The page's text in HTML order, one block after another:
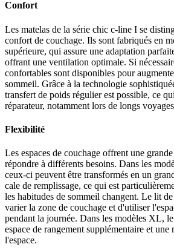
Confort
Les matelas de la série chic c-line I se
confort de couchage. Ils sont fabriqués en
supérieure, qui assure une adaptation
offrant une ventilation optimale. Si
confortables sont disponibles pour
sommeil. Grâce à la technologie
transfert de poids régulier est possible, ce
réparateur, notamment lors de longs
Flexibilité
Les espaces de couchage offrent une
répondre à différents besoins. Dans les
ceux-ci peuvent être transformés en un
cale de remplissage, ce qui est
les habitudes de sommeil changent. Le lit
varier la zone de couchage et d'utiliser
pendant la journée. Dans les modèles XL,
espace de rangement supplémentaire et
l'espace.